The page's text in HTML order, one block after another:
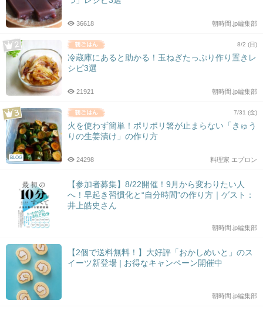
朝時間.jp編集部
36618
8/2 (日)
冷蔵庫にあると助かる！玉ねぎたっぷり作り置きレ
シピ3選
朝時間.jp編集部
21921
BLOG
7/31 (金)
火を使わず簡単！ポリポリ箸が止まらない「きゅう
りの生姜漬け」の作り方
料理家 エプロン
24298
【参加者募集】8/22開催！9月から変わりたい人
へ！早起き習慣化と“自分時間”の作り方｜ゲスト：
井上皓史さん
朝時間.jp編集部
【2個で送料無料！】大好評「おかしめいと」のス
イーツ新登場 | お得なキャンペーン開催中
朝時間.jp編集部